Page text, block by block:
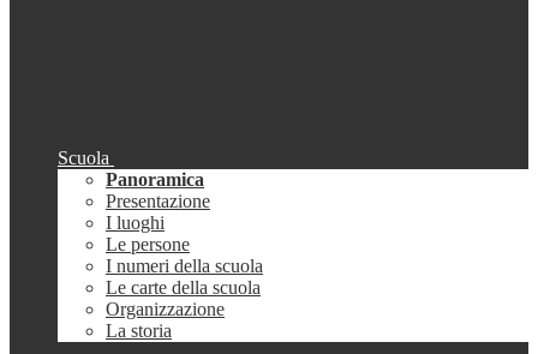
Scuola
Panoramica
Presentazione
I luoghi
Le persone
I numeri della scuola
Le carte della scuola
Organizzazione
La storia